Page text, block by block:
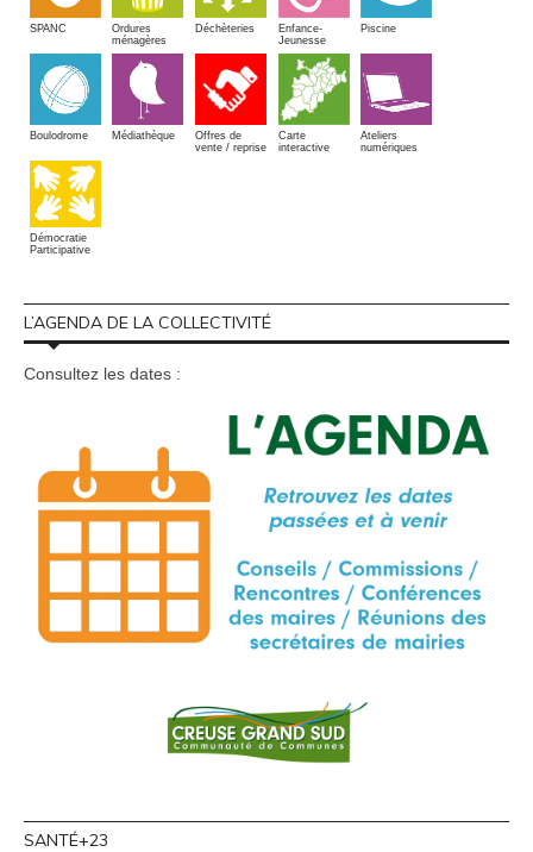
SPANC
Ordures
ménagères
Déchèteries
Enfance-
Jeunesse
Piscine
Boulodrome Médiathèque
Offres de
vente / reprise
Carte
interactive
Ateliers
numériques
Démocratie
Participative
L’AGENDA DE LA COLLECTIVITÉ
Consultez les dates :
SANTÉ+23